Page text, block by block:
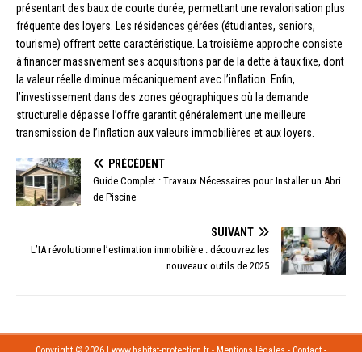
présentant des baux de courte durée, permettant une revalorisation plus
fréquente des loyers. Les résidences gérées (étudiantes, seniors,
tourisme) offrent cette caractéristique. La troisième approche consiste
à financer massivement ses acquisitions par de la dette à taux fixe, dont
la valeur réelle diminue mécaniquement avec l’inflation. Enfin,
l’investissement dans des zones géographiques où la demande
structurelle dépasse l’offre garantit généralement une meilleure
transmission de l’inflation aux valeurs immobilières et aux loyers.
PRÉCÉDENT
Guide Complet : Travaux Nécessaires pour Installer un Abri
de Piscine
SUIVANT
L’IA révolutionne l’estimation immobilière : découvrez les
nouveaux outils de 2025